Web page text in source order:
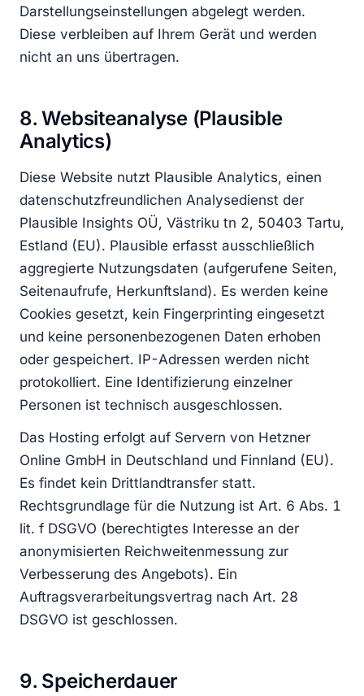
Darstellungseinstellungen abgelegt werden.
Diese verbleiben auf Ihrem Gerät und werden
nicht an uns übertragen.
8. Websiteanalyse (Plausible
Analytics)
Diese Website nutzt Plausible Analytics, einen
datenschutzfreundlichen Analysedienst der
Plausible Insights OÜ, Västriku tn 2, 50403 Tartu,
Estland (EU). Plausible erfasst ausschließlich
aggregierte Nutzungsdaten (aufgerufene Seiten,
Seitenaufrufe, Herkunftsland). Es werden keine
Cookies gesetzt, kein Fingerprinting eingesetzt
und keine personenbezogenen Daten erhoben
oder gespeichert. IP-Adressen werden nicht
protokolliert. Eine Identifizierung einzelner
Personen ist technisch ausgeschlossen.
Das Hosting erfolgt auf Servern von Hetzner
Online GmbH in Deutschland und Finnland (EU).
Es findet kein Drittlandtransfer statt.
Rechtsgrundlage für die Nutzung ist Art. 6 Abs. 1
lit. f DSGVO (berechtigtes Interesse an der
anonymisierten Reichweitenmessung zur
Verbesserung des Angebots). Ein
Auftragsverarbeitungsvertrag nach Art. 28
DSGVO ist geschlossen.
9. Speicherdauer